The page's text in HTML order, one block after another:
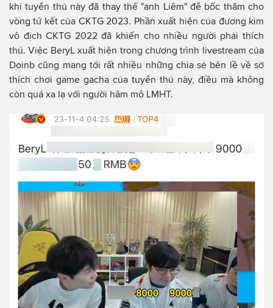
khi tuyển thủ này đã thay thế "anh Liêm" để bốc thăm cho
vòng tứ kết của CKTG 2023. Phần xuất hiện của đương kim
vô địch CKTG 2022 đã khiến cho nhiều người phải thích
thú. Việc BeryL xuất hiện trong chương trình livestream của
Doinb cũng mang tới rất nhiều những chia sẻ bên lề về sở
thích chơi game gacha của tuyển thủ này, điều mà không
còn quá xa lạ với người hâm mộ LMHT.